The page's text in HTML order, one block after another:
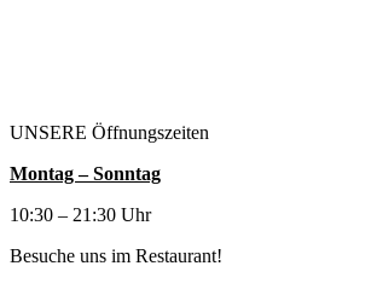
UNSERE Öffnungszeiten
Montag – Sonntag
10:30 – 21:30 Uhr
Besuche uns im Restaurant!